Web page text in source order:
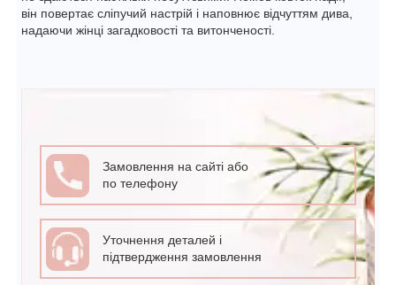
він повертає сліпучий настрій і наповнює відчуттям дива,
надаючи жінці загадковості та витонченості.
Замовлення на сайті або
по телефону
Уточнення деталей і
підтвердження замовлення